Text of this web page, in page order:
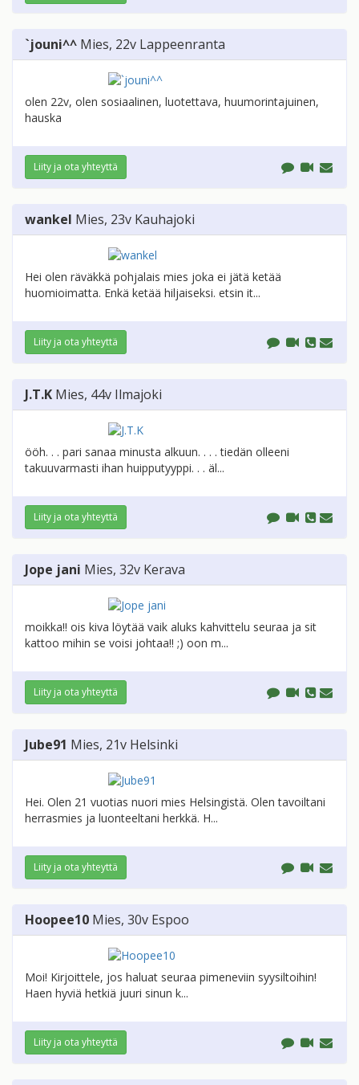
`jouni^^ Mies, 22v Lappeenranta
olen 22v, olen sosiaalinen, luotettava, huumorintajuinen,
hauska
Liity ja ota yhteyttä
wankel Mies, 23v Kauhajoki
Hei olen räväkkä pohjalais mies joka ei jätä ketää
huomioimatta. Enkä ketää hiljaiseksi. etsin it...
Liity ja ota yhteyttä
J.T.K Mies, 44v Ilmajoki
ööh. . . pari sanaa minusta alkuun. . . . tiedän olleeni
takuuvarmasti ihan huipputyyppi. . . äl...
Liity ja ota yhteyttä
Jope jani Mies, 32v Kerava
moikka!! ois kiva löytää vaik aluks kahvittelu seuraa ja sit
kattoo mihin se voisi johtaa!! ;) oon m...
Liity ja ota yhteyttä
Jube91 Mies, 21v Helsinki
Hei. Olen 21 vuotias nuori mies Helsingistä. Olen tavoiltani
herrasmies ja luonteeltani herkkä. H...
Liity ja ota yhteyttä
Hoopee10 Mies, 30v Espoo
Moi! Kirjoittele, jos haluat seuraa pimeneviin syysiltoihin!
Haen hyviä hetkiä juuri sinun k...
Liity ja ota yhteyttä